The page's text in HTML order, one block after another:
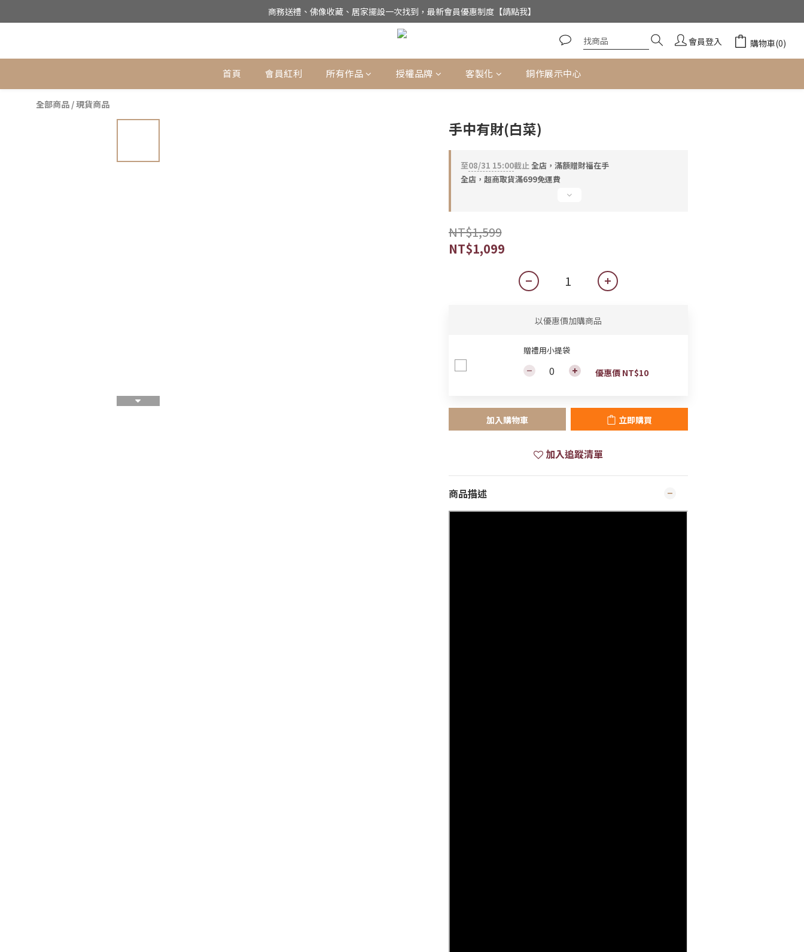
公司電話(02)27852017，門市為預約制【請點我】
商務送禮、佛像收藏、居家擺設一次找到，最新會員優惠制度【請點我】
銅作TUMZUO為銅師傅台灣唯一總代理，用實誠合理的價格，讓銅工藝成為您的居家美飾
公司電話(02)27852017，門市為預約制【請點我】
會員登入 購物車(0)
首頁 會員紅利 所有作品 授權品牌 客製化 銅作展示中心
全部商品 /現貨商品
手中有財(白菜)
至08/31 15:00截止全店，滿額贈財福在手
全店，超商取貨滿699免運費
NT$1,599
NT$1,099
以優惠價加購商品
贈禮用小提袋
優惠價 NT$10
加入購物車 立即購買
加入追蹤清單
商品描述